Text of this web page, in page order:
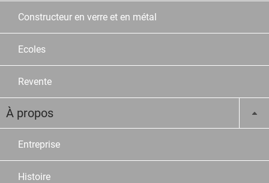
Constructeur en verre et en métal
Ecoles
Revente
À propos
Entreprise
Histoire